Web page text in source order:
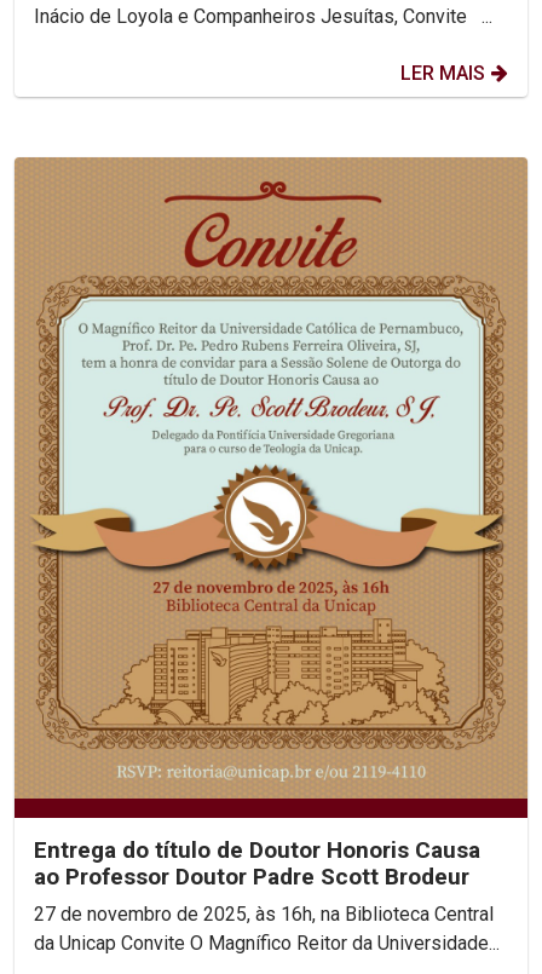
Inácio de Loyola e Companheiros Jesuítas, Convite ...
LER MAIS
Entrega do título de Doutor Honoris Causa
ao Professor Doutor Padre Scott Brodeur
27 de novembro de 2025, às 16h, na Biblioteca Central
da Unicap Convite O Magnífico Reitor da Universidade...